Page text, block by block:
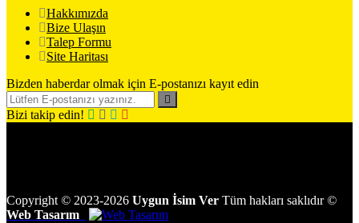
Hakkımızda
Bize Ulaşın
Talep Formu
Site Haritası
Bizden haberdar olmak için E-postanızı kayıt edin
Bizi takip edin!
Copyright © 2023-2026 Uygun İsim Ver Tüm hakları saklıdır ©
Web Tasarım